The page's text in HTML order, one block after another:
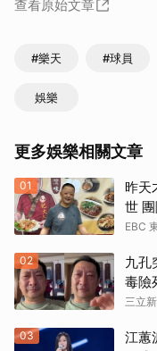
查看原始文章
#樂天 #球員
娛樂
更多娛樂相關文章
01
昨天
世
EBC
02
九孔
毒險
三立
03
江蕙